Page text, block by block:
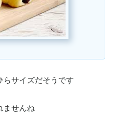
らサイズだそうです
ませんね